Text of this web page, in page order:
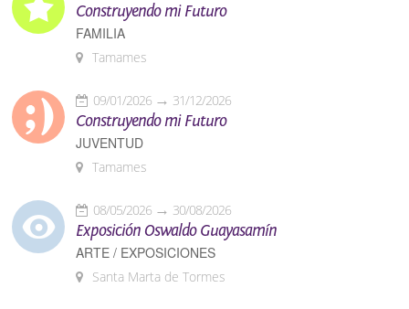
Construyendo mi Futuro
FAMILIA
Tamames
09/01/2026 31/12/2026
Construyendo mi Futuro
JUVENTUD
Tamames
08/05/2026 30/08/2026
Exposición Oswaldo Guayasamín
ARTE / EXPOSICIONES
Santa Marta de Tormes